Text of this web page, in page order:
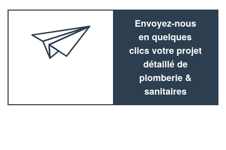
Envoyez-nous
en quelques
clics votre projet
détaillé de
plomberie &
sanitaires